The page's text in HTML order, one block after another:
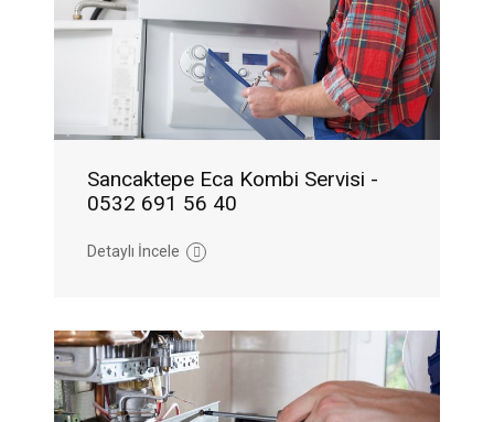
Sancaktepe Eca Kombi Servisi -
0532 691 56 40
Detaylı İncele